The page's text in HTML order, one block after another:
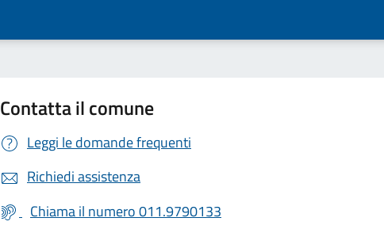
Contatta il comune
Leggi le domande frequenti
Richiedi assistenza
Chiama il numero 011.9790133